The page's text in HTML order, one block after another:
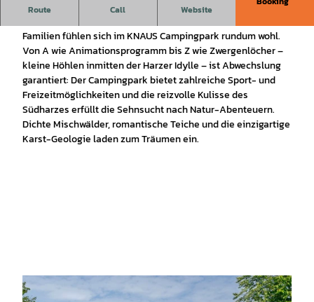
Route Call Website
KNAUS Campingpark Walkenried**** - Premium-Camping im
Familien fühlen sich im KNAUS Campingpark rundum wohl.
Von A wie Animationsprogramm bis Z wie Zwergenlöcher –
kleine Höhlen inmitten der Harzer Idylle – ist Abwechslung
garantiert: Der Campingpark bietet zahlreiche Sport- und
Freizeitmöglichkeiten und die reizvolle Kulisse des
Südharzes erfüllt die Sehnsucht nach Natur-Abenteuern.
Dichte Mischwälder, romantische Teiche und die einzigartige
Karst-Geologie laden zum Träumen ein.